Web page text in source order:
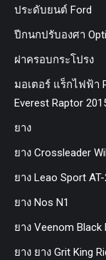
ประดับยนต์ Ford
ปีกนกปรับองศา
ฝาครอบกระโปรง
มอเตอร์ แร็กไฟฟ้า
Everest Raptor
ยาง
ยาง Crossleader
ยาง Leao Sport
ยาง Nos N1
ยาง Veenom Black
ยาง ยาง Grit King